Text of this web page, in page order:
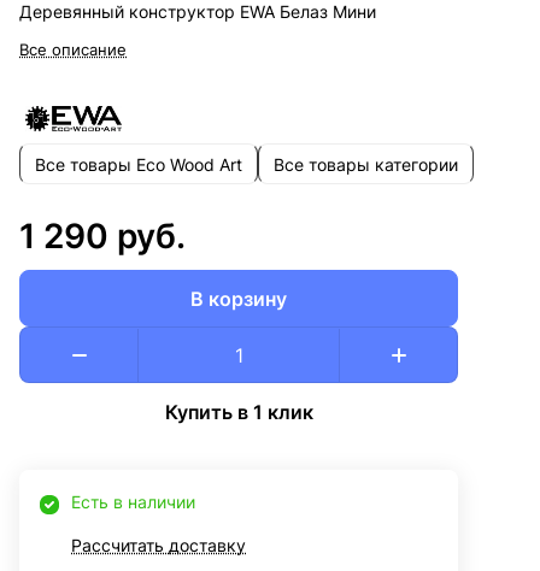
Деревянный конструктор EWA Белаз Мини
Все описание
Все товары Eco Wood Art Все товары категории
1 290 руб.
В корзину
Купить в 1 клик
Есть в наличии
Рассчитать доставку